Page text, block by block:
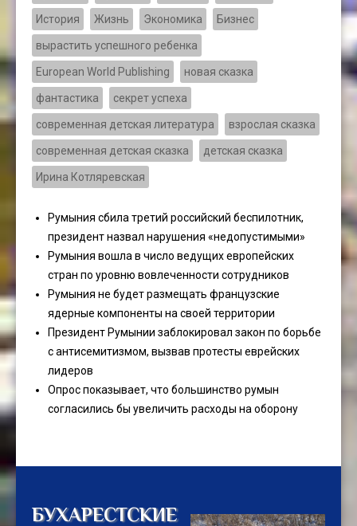
История Жизнь Экономика Бизнес
вырастить успешного ребенка
European World Publishing новая сказка
фантастика секрет успеха
современная детская литература взрослая сказка
современная детская сказка детская сказка
Ирина Котляревская
Румыния сбила третий российский беспилотник,
президент назвал нарушения «недопустимыми»
Румыния вошла в число ведущих европейских
стран по уровню вовлеченности сотрудников
Румыния не будет размещать французские
ядерные компоненты на своей территории
Президент Румынии заблокировал закон по борьбе
с антисемитизмом, вызвав протесты еврейских
лидеров
Опрос показывает, что большинство румын
согласились бы увеличить расходы на оборону
БУХАРЕСТСКИЕ